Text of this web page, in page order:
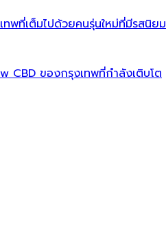
พที่เต็มไปด้วยคนรุ่นใหม่ที่มีรสนิยม
CBD ของกรุงเทพที่กำลังเติบโต